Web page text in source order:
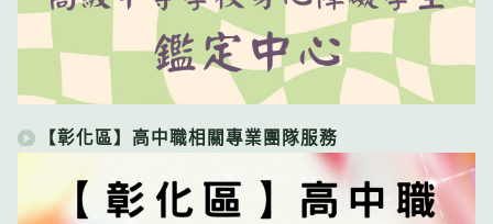
【彰化區】高中職相關專業團隊服務